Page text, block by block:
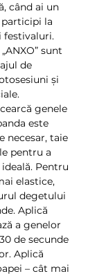
când ai un
la
festivaluri.
sunt
de
și
genele
este
necesar, taie
pentru a
Pentru
elastice,
degetului
Aplică
a genelor
de secunde
Aplică
– cât mai